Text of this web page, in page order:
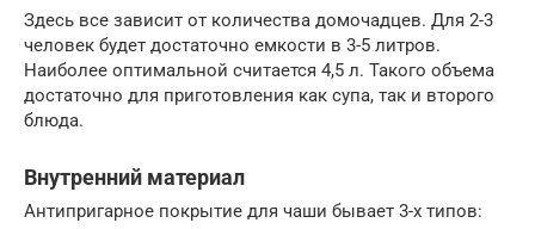
Здесь все зависит от количества домочадцев. Для 2-3
человек будет достаточно емкости в 3-5 литров.
Наиболее оптимальной считается 4,5 л. Такого объема
достаточно для приготовления как супа, так и второго
блюда.
Внутренний материал
Антипригарное покрытие для чаши бывает 3-х типов: